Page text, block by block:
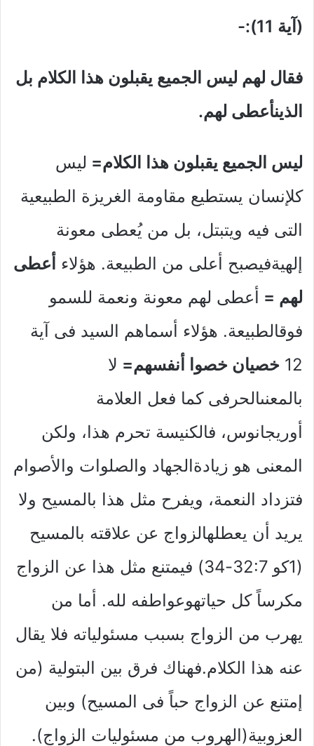
(آية 11):-
فقال لهم ليس الجميع يقبلون هذا الكلام بل
الذينأعطى لهم.
ليس الجميع يقبلون هذا الكلام= ليس
كلإنسان يستطيع مقاومة الغريزة الطبيعية
التى فيه ويتبتل، بل من يُعطى معونة
إلهيةفيصبح أعلى من الطبيعة. هؤلاء أعطى
لهم = أعطى لهم معونة ونعمة للسمو
فوقالطبيعة. هؤلاء أسماهم السيد فى آية
12 خصيان خصوا أنفسهم= لا
بالمعنىالحرفى كما فعل العلامة
أوريجانوس، فالكنيسة تحرم هذا، ولكن
المعنى هو زيادةالجهاد والصلوات والأصوام
فتزداد النعمة، ويفرح مثل هذا بالمسيح ولا
يريد أن يعطلهالزواج عن علاقته بالمسيح
(1كو 32:7-34) فيمتنع مثل هذا عن الزواج
مكرساً كل حياتهوعواطفه لله. أما من
يهرب من الزواج بسبب مسئولياته فلا يقال
عنه هذا الكلام.فهناك فرق بين البتولية (من
إمتنع عن الزواج حباً فى المسيح) وبين
العزوبية(الهروب من مسئوليات الزواج).